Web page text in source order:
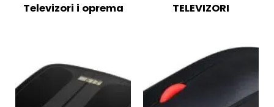
Televizori i oprema TELEVIZORI